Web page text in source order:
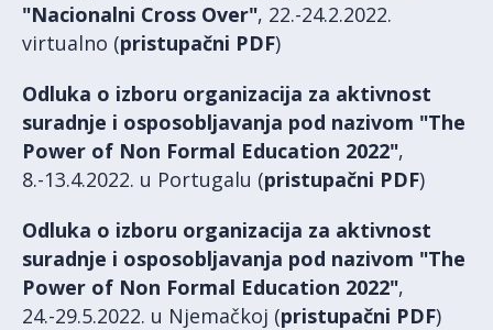
"Nacionalni Cross Over", 22.-24.2.2022.
virtualno (pristupačni PDF)
Odluka o izboru organizacija za aktivnost
suradnje i osposobljavanja pod nazivom "The
Power of Non Formal Education 2022",
8.-13.4.2022. u Portugalu (pristupačni PDF)
Odluka o izboru organizacija za aktivnost
suradnje i osposobljavanja pod nazivom "The
Power of Non Formal Education 2022",
24.-29.5.2022. u Njemačkoj (pristupačni PDF)